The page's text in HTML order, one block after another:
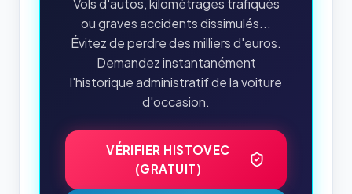
ou graves accidents dissimulés...
Évitez de perdre des milliers d'euros.
Demandez instantanément
l'historique administratif de la voiture
d'occasion.
VÉRIFIER HISTOVEC
(GRATUIT)